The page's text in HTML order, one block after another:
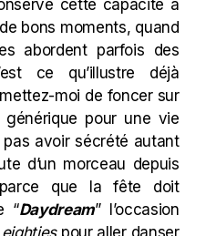
cette capacité à
bons moments, quand
abordent parfois des
ce qu’illustre déjà
moi de foncer sur
générique pour une vie
avoir sécrété autant
d’un morceau depuis
que la fête doit
“Daydream” l’occasion